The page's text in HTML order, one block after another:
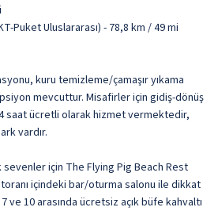
Puket Uluslararası) - 78,8 km / 49 mi
kuru temizleme/çamaşır yıkama
mevcuttur. Misafirler için gidiş-dönüş
saat ücretli olarak hizmet vermektedir,
vardır.
için The Flying Pig Beach Rest
içindeki bar/oturma salonu ile dikkat
10 arasında ücretsiz açık büfe kahvaltı